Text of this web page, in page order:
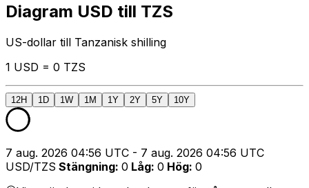
Diagram USD till TZS
US-dollar till Tanzanisk shilling
1 USD = 0 TZS
12H 1D 1W 1M 1Y 2Y 5Y 10Y
7 aug. 2026 04:56 UTC - 7 aug. 2026 04:56 UTC
USD/TZS Stängning: 0 Låg: 0 Hög: 0